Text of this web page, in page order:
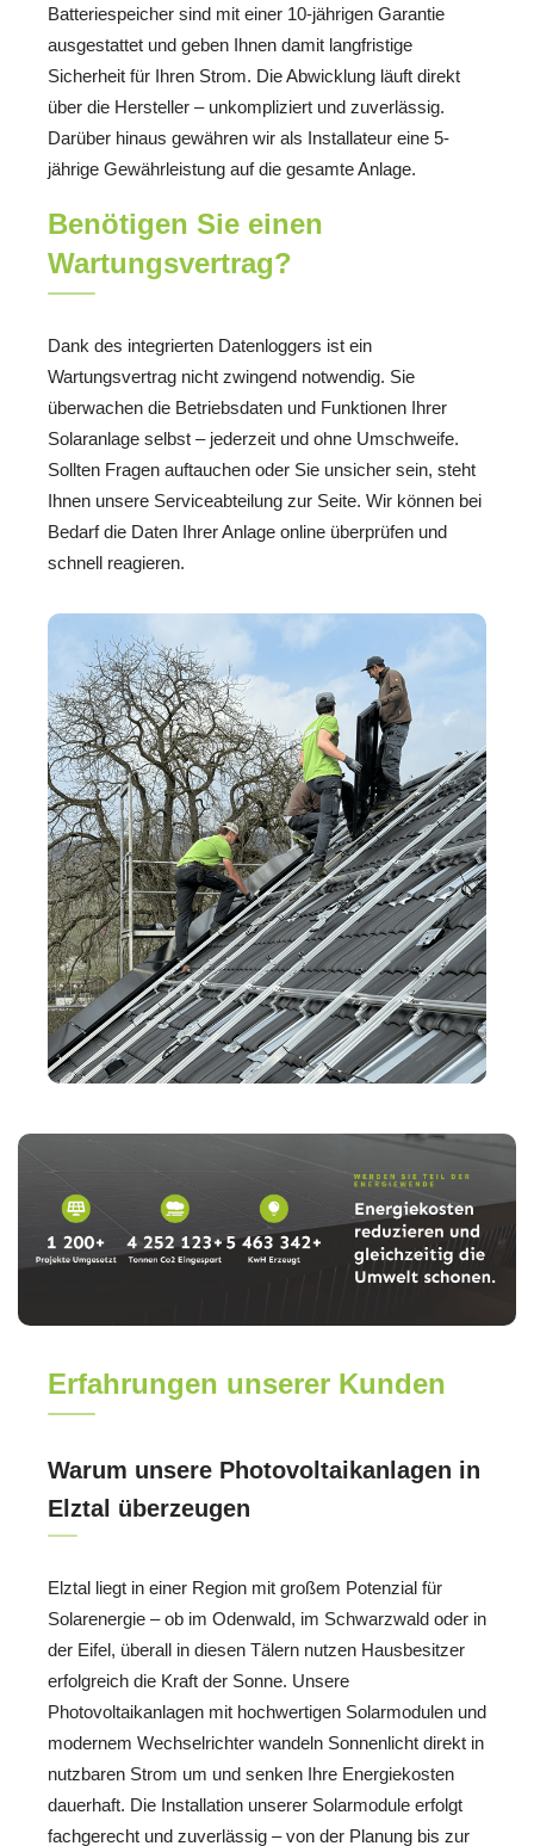
Batteriespeicher sind mit einer 10-jährigen Garantie
ausgestattet und geben Ihnen damit langfristige
Sicherheit für Ihren Strom. Die Abwicklung läuft direkt
über die Hersteller – unkompliziert und zuverlässig.
Darüber hinaus gewähren wir als Installateur eine 5-
jährige Gewährleistung auf die gesamte Anlage.
Benötigen Sie einen
Wartungsvertrag?
Dank des integrierten Datenloggers ist ein
Wartungsvertrag nicht zwingend notwendig. Sie
überwachen die Betriebsdaten und Funktionen Ihrer
Solaranlage selbst – jederzeit und ohne Umschweife.
Sollten Fragen auftauchen oder Sie unsicher sein, steht
Ihnen unsere Serviceabteilung zur Seite. Wir können bei
Bedarf die Daten Ihrer Anlage online überprüfen und
schnell reagieren.
Erfahrungen unserer Kunden
Warum unsere Photovoltaikanlagen in
Elztal überzeugen
Elztal liegt in einer Region mit großem Potenzial für
Solarenergie – ob im Odenwald, im Schwarzwald oder in
der Eifel, überall in diesen Tälern nutzen Hausbesitzer
erfolgreich die Kraft der Sonne. Unsere
Photovoltaikanlagen mit hochwertigen Solarmodulen und
modernem Wechselrichter wandeln Sonnenlicht direkt in
nutzbaren Strom um und senken Ihre Energiekosten
dauerhaft. Die Installation unserer Solarmodule erfolgt
fachgerecht und zuverlässig – von der Planung bis zur